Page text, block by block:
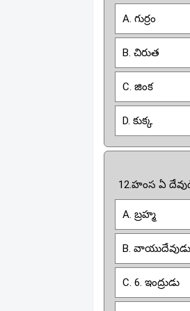
A. గుర్రం
B. చిరుత
C. జింక
D. కుక్క
12.హంస ఏ
A. బ్రహ్మ
B. వాయుదేవుడు
C. 6. ఇంద్రుడు